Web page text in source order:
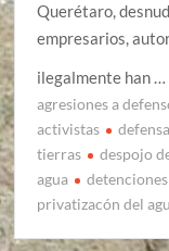
Querétaro,
empresarios,
ilegalmente han …
agresiones a
activistas
tierras
despojo
agua
privatizacón del